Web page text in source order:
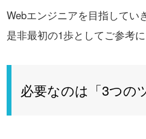
Webエンジニアを目指してい
是非最初の1歩としてご参考に
必要なのは「3つの